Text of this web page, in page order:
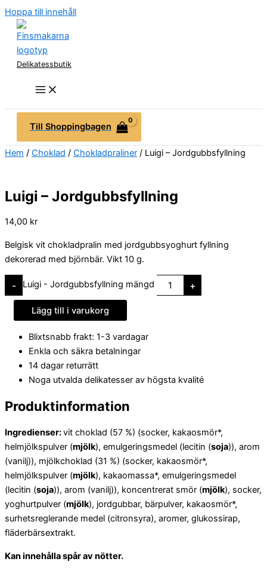
Hoppa till innehåll
Delikatessbutik
Till Shoppingbagen
Hem / Choklad / Chokladpraliner / Luigi – Jordgubbsfyllning
Luigi – Jordgubbsfyllning
14,00 kr
Belgisk vit chokladpralin med jordgubbsyoghurt fyllning
dekorerad med björnbär. Vikt 10 g.
- Luigi - Jordgubbsfyllning mängd +
Lägg till i varukorg
Blixtsnabb frakt: 1-3 vardagar
Enkla och säkra betalningar
14 dagar returrätt
Noga utvalda delikatesser av högsta kvalité
Produktinformation
Ingredienser:vit choklad (57 %) (socker, kakaosmör*,
helmjölkspulver (mjölk), emulgeringsmedel (lecitin (soja)), arom
(vanilj)), mjölkchoklad (31 %) (socker, kakaosmör*,
helmjölkspulver (mjölk), kakaomassa*, emulgeringsmedel
(lecitin (soja)), arom (vanilj)), koncentrerat smör (mjölk), socker,
yoghurtpulver (mjölk), jordgubbar, bärpulver, kakaosmör*,
surhetsreglerande medel (citronsyra), aromer, glukossirap,
fläderbärsextrakt.
Kan innehålla spår av nötter.